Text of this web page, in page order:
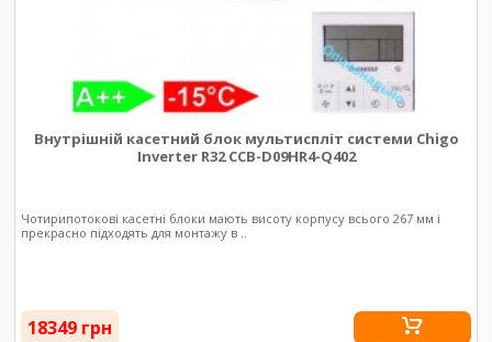
Внутрішній касетний блок мультиспліт системи Chigo
Inverter R32 CCB-D09HR4-Q402
Чотирипотокові касетні блоки мають висоту корпусу всього 267 мм і
прекрасно підходять для монтажу в ..
18349 грн